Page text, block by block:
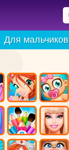
Для мальчиков